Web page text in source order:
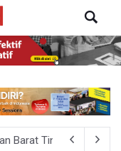
Barat Tinjau Kembali